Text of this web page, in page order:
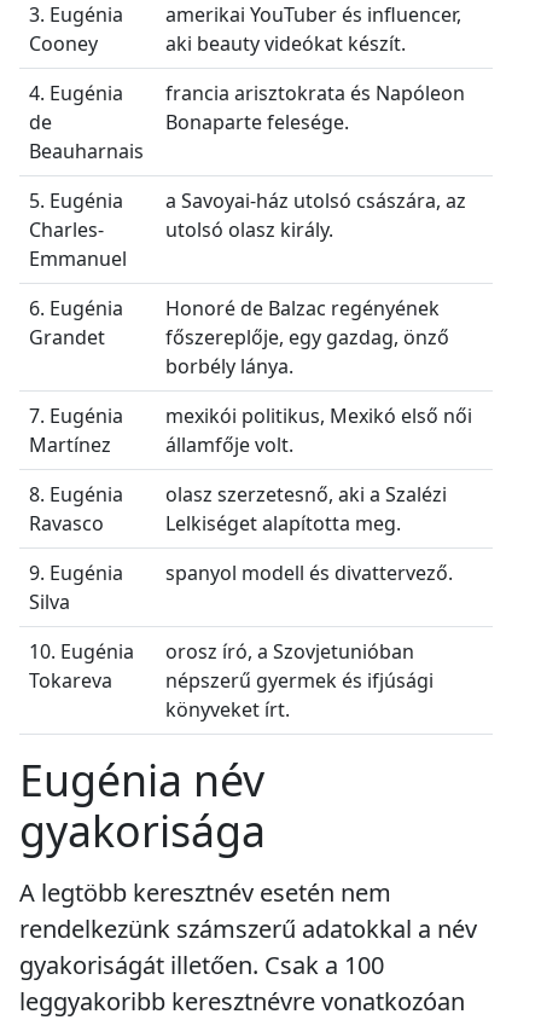
3. Eugénia
Cooney
amerikai YouTuber és influencer,
aki beauty videókat készít.
4. Eugénia
de
Beauharnais
francia arisztokrata és Napóleon
Bonaparte felesége.
5. Eugénia
Charles-
Emmanuel
a Savoyai-ház utolsó császára, az
utolsó olasz király.
6. Eugénia
Grandet
Honoré de Balzac regényének
főszereplője, egy gazdag, önző
borbély lánya.
7. Eugénia
Martínez
mexikói politikus, Mexikó első női
államfője volt.
8. Eugénia
Ravasco
olasz szerzetesnő, aki a Szalézi
Lelkiséget alapította meg.
9. Eugénia
Silva
spanyol modell és divattervező.
10. Eugénia
Tokareva
orosz író, a Szovjetunióban
népszerű gyermek és ifjúsági
könyveket írt.
Eugénia név
gyakorisága
A legtöbb keresztnév esetén nem
rendelkezünk számszerű adatokkal a név
gyakoriságát illetően. Csak a 100
leggyakoribb keresztnévre vonatkozóan